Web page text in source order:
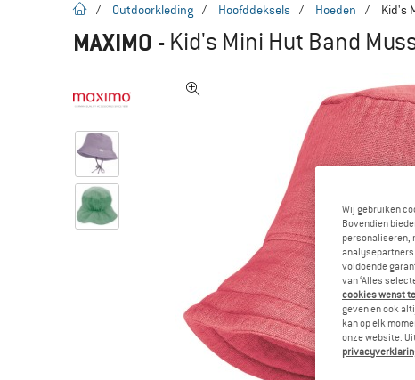
Startpagina
/ Outdoorkleding / Hoofddeksels / Hoeden / Kid's
MAXIMO - Kid's Mini Hut Band
Wij gebruiken
Bovendien
personaliseren,
analysepartners
voldoende
van ‘Alles
cookies wenst
geven en ook
kan op elk
onze website.